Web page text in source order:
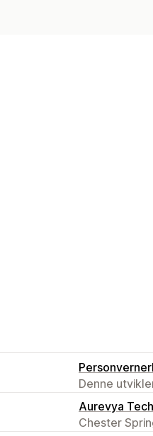
Denne
Aurevya Tech
Chester